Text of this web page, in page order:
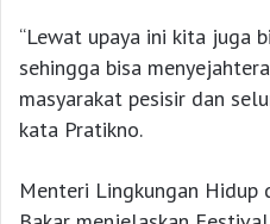
“Lewat upaya ini kita juga
sehingga bisa
masyarakat pesisir dan
kata Pratikno.
Menteri Lingkungan Hidup